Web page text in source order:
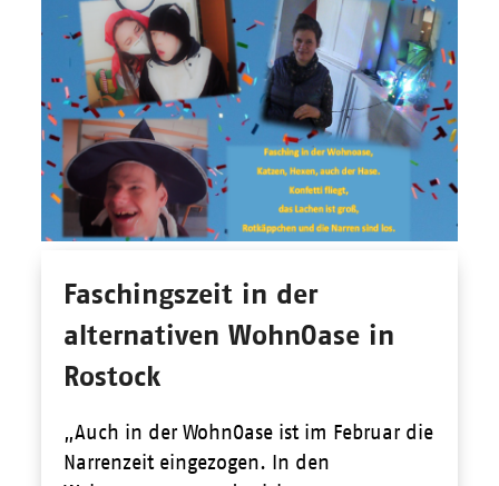
Faschingszeit in der
alternativen WohnOase in
Rostock
„Auch in der WohnOase ist im Februar die
Narrenzeit eingezogen. In den